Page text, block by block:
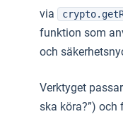
via
funktion som
och
Verktyget
ska köra?”)